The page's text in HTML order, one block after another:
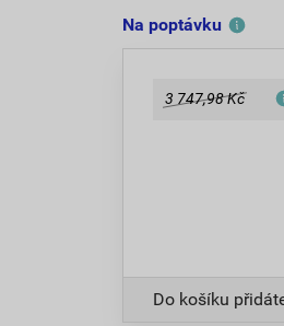
Na poptávku
3 747,98 Kč
Do košíku